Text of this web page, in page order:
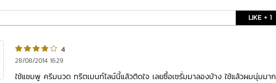
LIKE + 1
4
28/08/2014 16:29
ใช้แชมพู ครีมนวด ทรีตเมนท์ไลน์นี้แล้วติดใจ เลยซื้อเซรั่มมาลองบ้าง ใช้แล้วผมนุ่มมาก